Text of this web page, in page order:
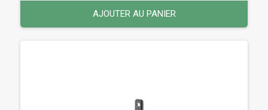
AJOUTER AU PANIER